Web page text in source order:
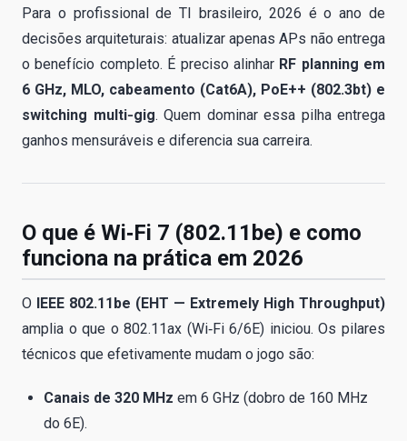
Para o profissional de TI brasileiro, 2026 é o ano de
decisões arquiteturais: atualizar apenas APs não entrega
o benefício completo. É preciso alinhar RF planning em
6 GHz, MLO, cabeamento (Cat6A), PoE++ (802.3bt) e
switching multi‑gig. Quem dominar essa pilha entrega
ganhos mensuráveis e diferencia sua carreira.
O que é Wi‑Fi 7 (802.11be) e como
funciona na prática em 2026
O IEEE 802.11be (EHT — Extremely High Throughput)
amplia o que o 802.11ax (Wi‑Fi 6/6E) iniciou. Os pilares
técnicos que efetivamente mudam o jogo são:
Canais de 320 MHz em 6 GHz (dobro de 160 MHz
do 6E).